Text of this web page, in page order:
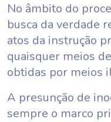
No âmbito do
busca da verdade
atos da instrução
quaisquer meios
obtidas por meios
A presunção de
sempre o marco